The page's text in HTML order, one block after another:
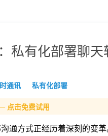
私有化部署聊天
通讯 私有化部署
点击免费试用
通方式正经历着深刻的变